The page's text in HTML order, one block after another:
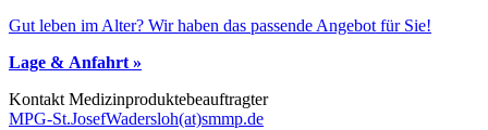
Gut leben im Alter? Wir haben das passende Angebot für Sie!
Lage & Anfahrt »
Kontakt Me­di­zin­pro­duk­te­be­auf­trag­ter
MPG-St.JosefWadersloh(at)smmp.de